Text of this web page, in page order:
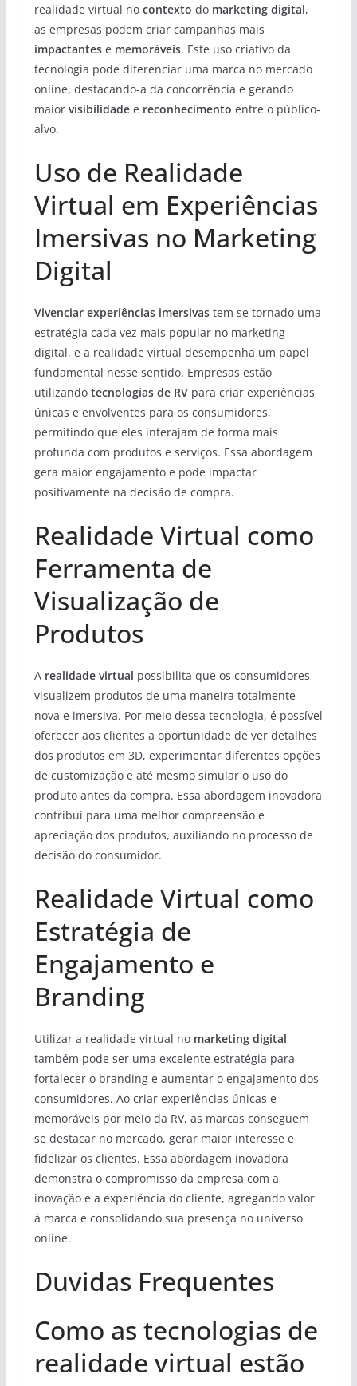
realidade virtual no contexto do marketing digital,
as empresas podem criar campanhas mais
impactantese memoráveis. Este uso criativo da
tecnologia pode diferenciar uma marca no mercado
online, destacando-a da concorrência e gerando
maior visibilidadee reconhecimento entre o público-
alvo.
Uso de Realidade
Virtual em Experiências
Imersivas no Marketing
Digital
Vivenciar experiências imersivastem se tornado uma
estratégia cada vez mais popular no marketing
digital, e a realidade virtual desempenha um papel
fundamental nesse sentido. Empresas estão
utilizando tecnologias de RVpara criar experiências
únicas e envolventes para os consumidores,
permitindo que eles interajam de forma mais
profunda com produtos e serviços. Essa abordagem
gera maior engajamento e pode impactar
positivamente na decisão de compra.
Realidade Virtual como
Ferramenta de
Visualização de
Produtos
A realidade virtual possibilita que os consumidores
visualizem produtos de uma maneira totalmente
nova e imersiva. Por meio dessa tecnologia, é possível
oferecer aos clientes a oportunidade de ver detalhes
dos produtos em 3D, experimentar diferentes opções
de customização e até mesmo simular o uso do
produto antes da compra. Essa abordagem inovadora
contribui para uma melhor compreensão e
apreciação dos produtos, auxiliando no processo de
decisão do consumidor.
Realidade Virtual como
Estratégia de
Engajamento e
Branding
Utilizar a realidade virtual no marketing digital
também pode ser uma excelente estratégia para
fortalecer o branding e aumentar o engajamento dos
consumidores. Ao criar experiências únicas e
memoráveis por meio da RV, as marcas conseguem
se destacar no mercado, gerar maior interesse e
fidelizar os clientes. Essa abordagem inovadora
demonstra o compromisso da empresa com a
inovação e a experiência do cliente, agregando valor
à marca e consolidando sua presença no universo
online.
Duvidas Frequentes
Como as tecnologias de
realidade virtual estão